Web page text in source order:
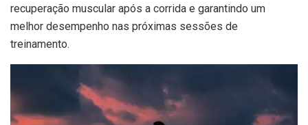
recuperação muscular após a corrida e garantindo um
melhor desempenho nas próximas sessões de
treinamento.